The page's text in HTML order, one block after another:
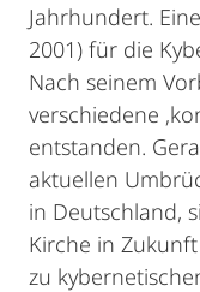
Jahrhundert.
2001) für die
Nach seinem
verschiedene
entstanden.
aktuellen
in Deutschland,
Kirche in
zu